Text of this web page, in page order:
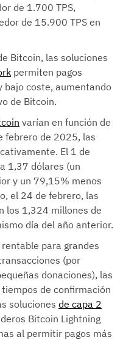
de 1.700 TPS,
de 15.900 TPS en
Bitcoin, las soluciones
permiten pagos
bajo coste, aumentando
de Bitcoin.
varían en función de
febrero de 2025, las
El 1 de
1,37 dólares (un
y un 79,15% menos
el 24 de febrero, las
los 1,324 millones de
día del año anterior.
para grandes
(por
donaciones), las
de confirmación
soluciones de capa 2
Bitcoin Lightning
al permitir pagos más